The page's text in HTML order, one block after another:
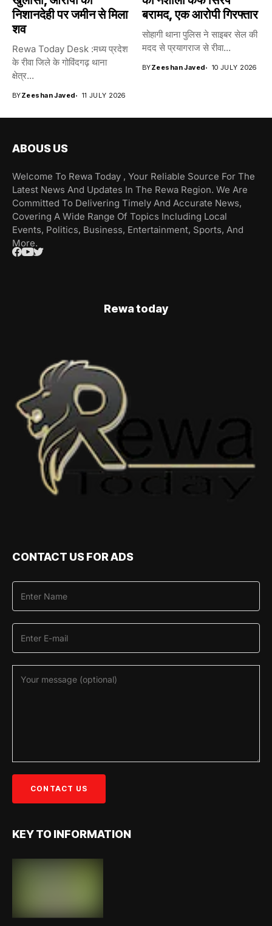
निशानदेही पर जमीन से मिला
शव
Rewa Today Desk :मध्य प्रदेश
के रीवा जिले के गोविंदगढ़ थाना
क्षेत्र...
BYZeeshan Javed 11 JULY 2026
बरामद, एक आरोपी गिरफ्तार
सोहागी थाना पुलिस ने साइबर सेल की
मदद से प्रयागराज से रीवा...
BYZeeshan Javed 10 JULY 2026
ABOUS US
Welcome To Rewa Today , Your Reliable Source For The
Latest News And Updates In The Rewa Region. We Are
Committed To Delivering Timely And Accurate News,
Covering A Wide Range Of Topics Including Local
Events, Politics, Business, Entertainment, Sports, And
More.
Rewa today
CONTACT US FOR ADS
KEY TO INFORMATION